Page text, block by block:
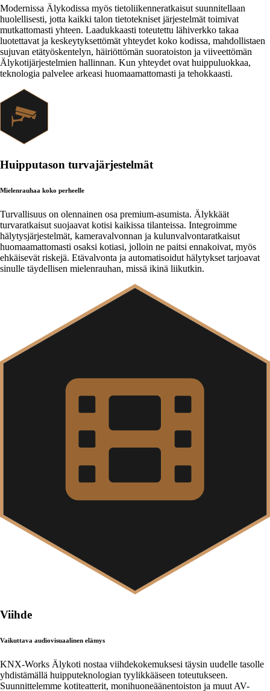
Modernissa Älykodissa myös tietoliikenneratkaisut suunnitellaan
huolellisesti, jotta kaikki talon tietotekniset järjestelmät toimivat
mutkattomasti yhteen. Laadukkaasti toteutettu lähiverkko takaa
luotettavat ja keskeytyksettömät yhteydet koko kodissa, mahdollistaen
sujuvan etätyöskentelyn, häiriöttömän suoratoiston ja viiveettömän
Älykotijärjestelmien hallinnan. Kun yhteydet ovat huippuluokkaa,
teknologia palvelee arkeasi huomaamattomasti ja tehokkaasti.
Huipputason turvajärjestelmät
Mielenrauhaa koko perheelle
Turvallisuus on olennainen osa premium-asumista. Älykkäät
turvaratkaisut suojaavat kotisi kaikissa tilanteissa. Integroimme
hälytysjärjestelmät, kameravalvonnan ja kulunvalvontaratkaisut
huomaamattomasti osaksi kotiasi, jolloin ne paitsi ennakoivat, myös
ehkäisevät riskejä. Etävalvonta ja automatisoidut hälytykset tarjoavat
sinulle täydellisen mielenrauhan, missä ikinä liikutkin.
Viihde
Vaikuttava audiovisuaalinen elämys
KNX-Works Älykoti nostaa viihdekokemuksesi täysin uudelle tasolle
yhdistämällä huipputeknologian tyylikkääseen toteutukseen.
Suunnittelemme kotiteatterit, monihuoneäänentoiston ja muut AV-